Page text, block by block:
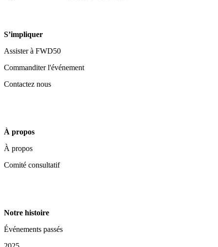
S’impliquer
Assister à FWD50
Commanditer l'événement
Contactez nous
À propos
À propos
Comité consultatif
Notre histoire
Événements passés